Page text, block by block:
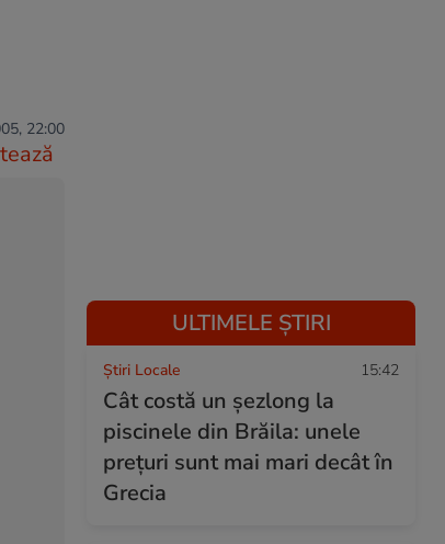
22:00
ULTIMELE ȘTIRI
Știri Locale 15:42
Cât costă un șezlong la
piscinele din Brăila: unele
prețuri sunt mai mari decât în
Grecia